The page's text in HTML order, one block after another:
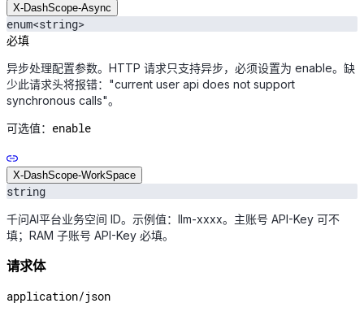
X-DashScope-Async
enum<string>
必填
异步处理配置参数。HTTP 请求只支持异步，必须设置为 enable。缺
少此请求头将报错："current user api does not support
synchronous calls"。
可选值： enable
X-DashScope-WorkSpace
string
千问AI平台业务空间 ID。示例值：llm-xxxx。主账号 API-Key 可不
填；RAM 子账号 API-Key 必填。
请求体
application/json